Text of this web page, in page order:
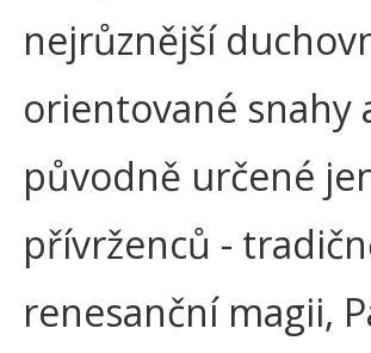
nejrůznější
orientované snahy
původně určené
přívrženců -
renesanční magii,